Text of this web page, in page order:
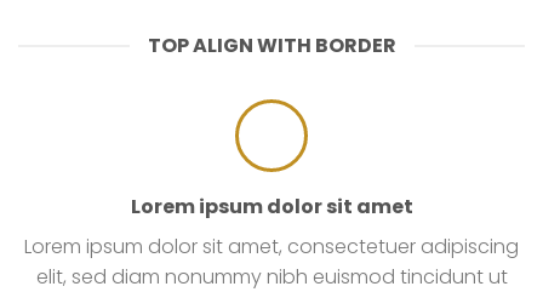
TOP ALIGN WITH BORDER
Lorem ipsum dolor sit amet
Lorem ipsum dolor sit amet, consectetuer adipiscing
elit, sed diam nonummy nibh euismod tincidunt ut